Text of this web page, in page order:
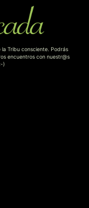
Tribu consciente. Podrás
encuentros con nuestr@s
)